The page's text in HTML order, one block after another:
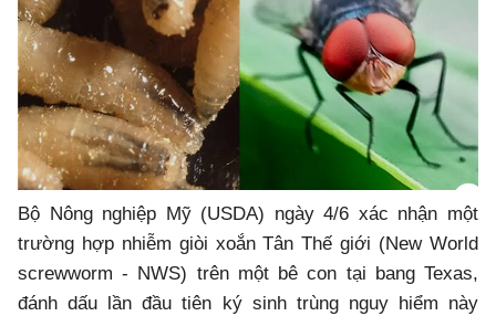
Bộ Nông nghiệp Mỹ (USDA) ngày 4/6 xác nhận một
trường hợp nhiễm giòi xoắn Tân Thế giới (New World
screwworm - NWS) trên một bê con tại bang Texas,
đánh dấu lần đầu tiên ký sinh trùng nguy hiểm này